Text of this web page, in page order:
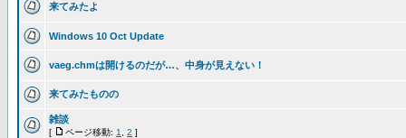
来てみたよ
Windows 10 Oct Update
vaeg.chmは開けるのだが…、中身が見えない！
来てみたものの
雑談
[ ページ移動: 1 2 ]